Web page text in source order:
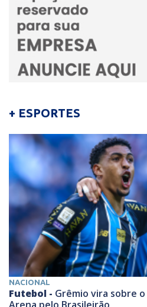
+ ESPORTES
NACIONAL
Futebol - Grêmio vira sobre